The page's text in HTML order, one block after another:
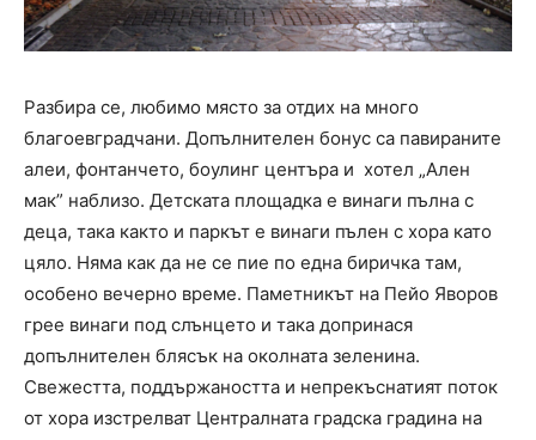
Разбира се, любимо място за отдих на много
благоевградчани. Допълнителен бонус са павираните
алеи, фонтанчето, боулинг центъра и хотел „Ален
мак” наблизо. Детската площадка е винаги пълна с
деца, така както и паркът е винаги пълен с хора като
цяло. Няма как да не се пие по една биричка там,
особено вечерно време. Паметникът на Пейо Яворов
грее винаги под слънцето и така допринася
допълнителен блясък на околната зеленина.
Свежестта, поддържаността и непрекъснатият поток
от хора изстрелват Централната градска градина на